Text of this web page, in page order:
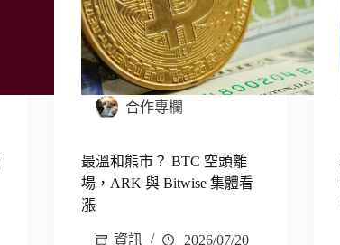
合作專欄
最溫和熊市？ BTC 空頭離
場，ARK 與 Bitwise 集體看
漲
資訊 2026/07/20